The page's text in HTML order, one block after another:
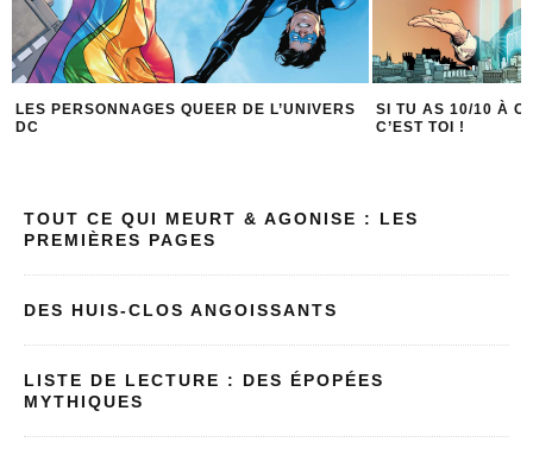
LES PERSONNAGES QUEER DE L’UNIVERS
DC
SI TU AS 10/10 À
C’EST TOI !
TOUT CE QUI MEURT & AGONISE : LES
PREMIÈRES PAGES
DES HUIS-CLOS ANGOISSANTS
LISTE DE LECTURE : DES ÉPOPÉES
MYTHIQUES